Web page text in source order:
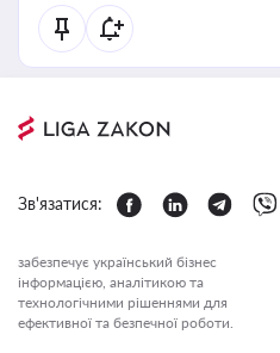
Зв'язатися:
забезпечує український бізнес
інформацією, аналітикою та
технологічними рішеннями для
ефективної та безпечної роботи.